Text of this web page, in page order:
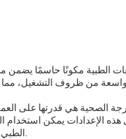
الطبية مكونًا حاسمًا
من ظروف التشغيل، مما